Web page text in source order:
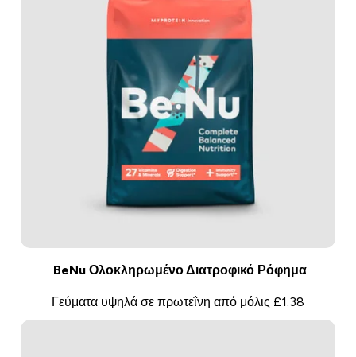
BeNu Ολοκληρωμένο Διατροφικό Ρόφημα
Γεύματα υψηλά σε πρωτεΐνη από μόλις £1.38